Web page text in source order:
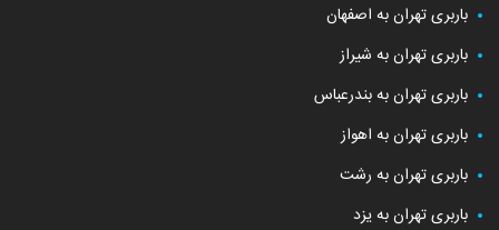
باربری تهران به اصفهان
باربری تهران به شیراز
باربری تهران به بندرعباس
باربری تهران به اهواز
باربری تهران به رشت
باربری تهران به یزد